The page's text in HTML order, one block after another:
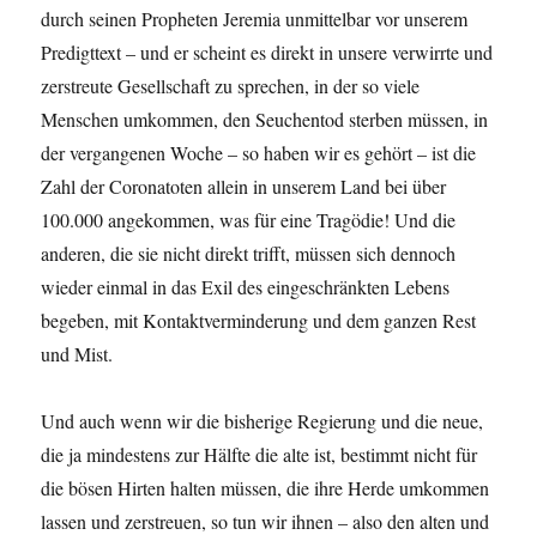
durch seinen Propheten Jeremia unmittelbar vor unserem
Predigttext – und er scheint es direkt in unsere verwirrte und
zerstreute Gesellschaft zu sprechen, in der so viele
Menschen umkommen, den Seuchentod sterben müssen, in
der vergangenen Woche – so haben wir es gehört – ist die
Zahl der Coronatoten allein in unserem Land bei über
100.000 angekommen, was für eine Tragödie! Und die
anderen, die sie nicht direkt trifft, müssen sich dennoch
wieder einmal in das Exil des eingeschränkten Lebens
begeben, mit Kontaktverminderung und dem ganzen Rest
und Mist.
Und auch wenn wir die bisherige Regierung und die neue,
die ja mindestens zur Hälfte die alte ist, bestimmt nicht für
die bösen Hirten halten müssen, die ihre Herde umkommen
lassen und zerstreuen, so tun wir ihnen – also den alten und